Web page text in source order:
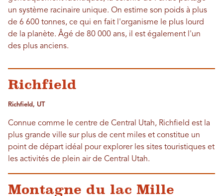
un système racinaire unique. On estime son poids à plus
de 6 600 tonnes, ce qui en fait l'organisme le plus lourd
de la planète. Âgé de 80 000 ans, il est également l'un
des plus anciens.
Richfield
Richfield, UT
Connue comme le centre de Central Utah, Richfield est la
plus grande ville sur plus de cent miles et constitue un
point de départ idéal pour explorer les sites touristiques et
les activités de plein air de Central Utah.
Montagne du lac Mille